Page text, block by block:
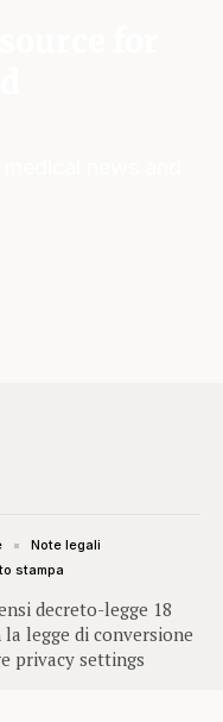
decreto-legge 18
la legge di conversione
privacy settings
Note legali
stampa